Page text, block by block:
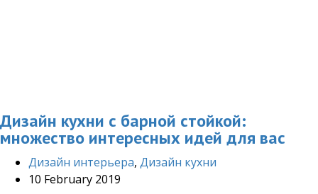
Дизайн кухни с барной стойкой:
множество интересных идей для вас
Дизайн интерьера, Дизайн кухни
10 February 2019